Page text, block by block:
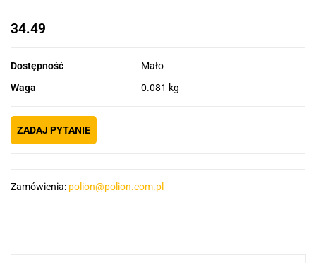
34.49
Dostępność
Mało
Waga
0.081 kg
ZADAJ PYTANIE
Zamówienia: polion@polion.com.pl